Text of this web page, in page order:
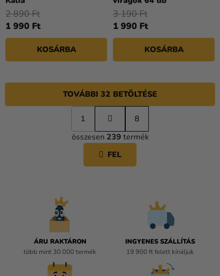
1 990 Ft
2 890 Ft
KOSÁRBA
1 990 Ft
3 190 Ft
KOSÁRBA
L
I
S
T
TOVÁBBI 32 BETÖLTÉSE
L
a
p
o
á
s
1
8
összesen 239 termék
FEL
ÁRU RAKTÁRON
több mint 30.000 termék
INGYENES SZÁLLÍTÁS
19 900 ft felett kínáljuk